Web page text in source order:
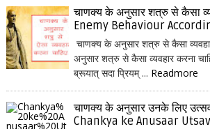
चाणक्य के अनुसार शत्रु से कैसा
Enemy Behaviour
चाणक्य के अनुसार शत्रु से कैसा
अनुसार शत्रु से कैसा व्यवहार करना
ब्रूयात् सदा प्रियम् ... Readmore
चाणक्य के अनुसार उनके लिए उत्सव
Chankya ke Anusaar Utsav